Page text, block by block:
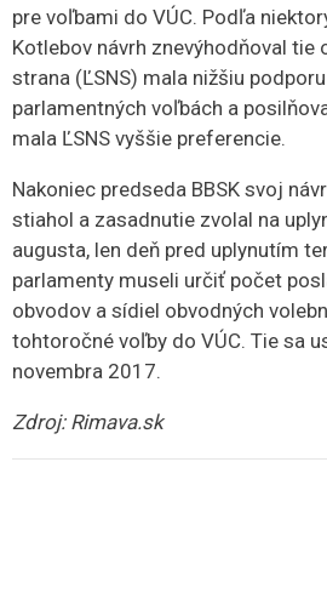
pre voľbami do VÚC. Podľa
Kotlebov návrh znevýhodňoval tie
strana (ĽSNS) mala nižšiu
parlamentných voľbách a
mala ĽSNS vyššie preferencie.
Nakoniec predseda BBSK svoj
stiahol a zasadnutie zvolal na
augusta, len deň pred uplynutím
parlamenty museli určiť počet
obvodov a sídiel obvodných
tohtoročné voľby do VÚC. Tie sa
novembra 2017.
Zdroj: Rimava.sk